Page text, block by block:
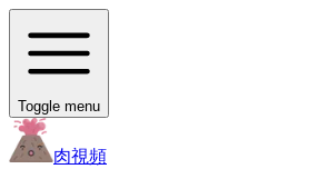
Toggle menu
肉視頻